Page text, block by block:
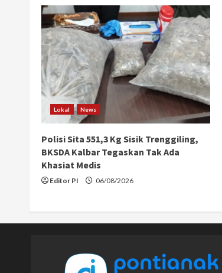
Lokal News
Polisi Sita 551,3 Kg Sisik Trenggiling,
BKSDA Kalbar Tegaskan Tak Ada
Khasiat Medis
Editor PI 06/08/2026